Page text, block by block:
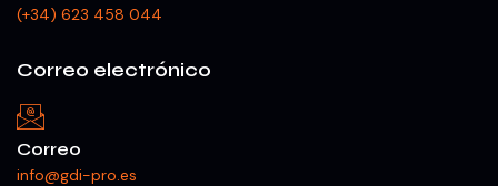
(+34) 623 458 044
Correo electrónico
Correo
info@gdi-pro.es